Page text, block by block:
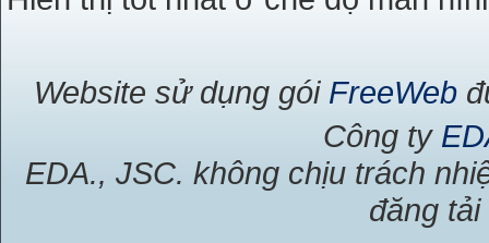
Website sử dụng gói FreeWeb
Công ty
EDA., JSC. không chịu trách
đăng